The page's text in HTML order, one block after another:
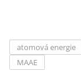
atomová energie
MAAE